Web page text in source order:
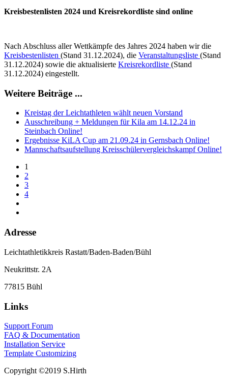
Kreisbestenlisten 2024 und Kreisrekordliste sind online
Nach Abschluss aller Wettkämpfe des Jahres 2024 haben wir die
Kreisbestenlisten (Stand 31.12.2024), die Veranstaltungsliste (Stand
31.12.2024) sowie die aktualisierte Kreisrekordliste (Stand
31.12.2024) eingestellt.
Weitere Beiträge ...
Kreistag der Leichtathleten wählt neuen Vorstand
Ausschreibung + Meldungen für Kila am 14.12.24 in
Steinbach Online!
Ergebnisse KiLA Cup am 21.09.24 in Gernsbach Online!
Mannschaftsaufstellung Kreisschülervergleichskampf Online!
1
2
3
4
Adresse
Leichtathletikkreis Rastatt/Baden-Baden/Bühl
Neukrittstr. 2A
77815 Bühl
Links
Support Forum
FAQ & Documentation
Installation Service
Template Customizing
Copyright ©2019 S.Hirth